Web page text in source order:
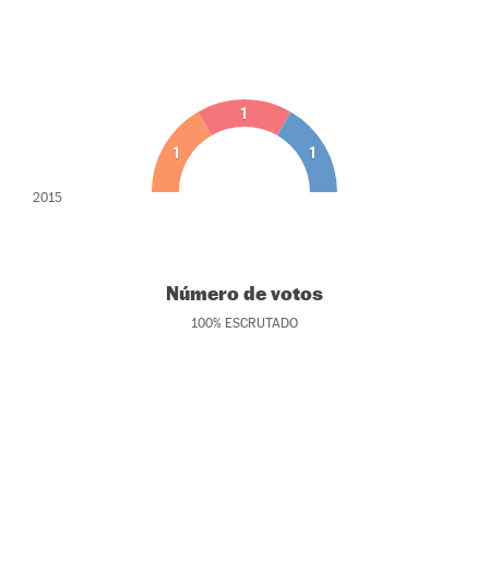
1
1
1
2015
Número de votos
100% ESCRUTADO